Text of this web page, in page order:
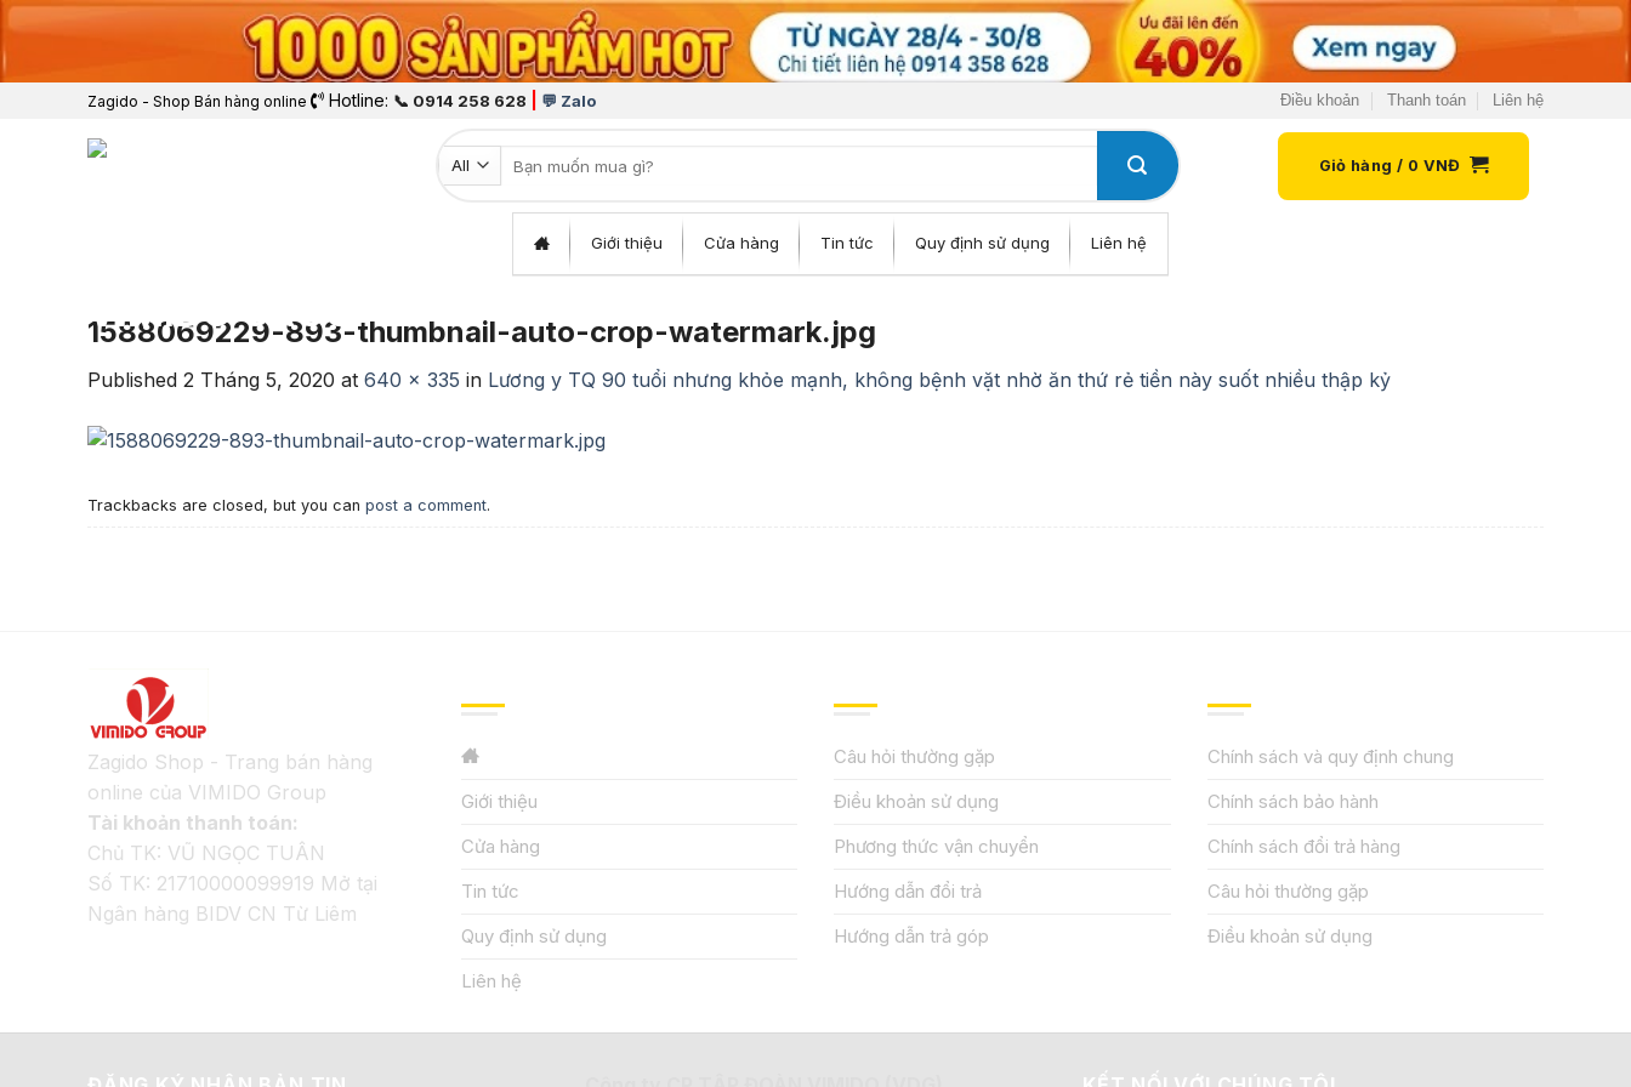
Zagido - Shop Bán hàng online Hotline: 📞 0914 258 628 💬 Zalo Điều khoản Thanh toán Liên hệ
Tìm kiếm:
Giỏ hàng / 0 VNĐ
Giới thiệu Cửa hàng Tin tức Quy định sử dụng Liên hệ
1588069229-893-thumbnail-auto-crop-watermark.jpg
Published 2 Tháng 5, 2020 at 640 × 335 in Lương y TQ 90 tuổi nhưng khỏe mạnh, không bệnh vặt nhờ ăn thứ rẻ tiền này suốt nhiều thập kỷ
Trackbacks are closed, but you can post a comment.
Zagido Shop - Trang bán hàng
online của VIMIDO Group
Tài khoản thanh toán:
Chủ TK: VŨ NGỌC TUÂN
Số TK: 21710000099919 Mở tại
Ngân hàng BIDV CN Từ Liêm
Giới thiệu
Cửa hàng
Tin tức
Quy định sử dụng
Liên hệ
Câu hỏi thường gặp
Điều khoản sử dụng
Phương thức vận chuyển
Hướng dẫn đổi trả
Hướng dẫn trả góp
Chính sách và quy định chung
Chính sách bảo hành
Chính sách đổi trả hàng
Câu hỏi thường gặp
Điều khoản sử dụng